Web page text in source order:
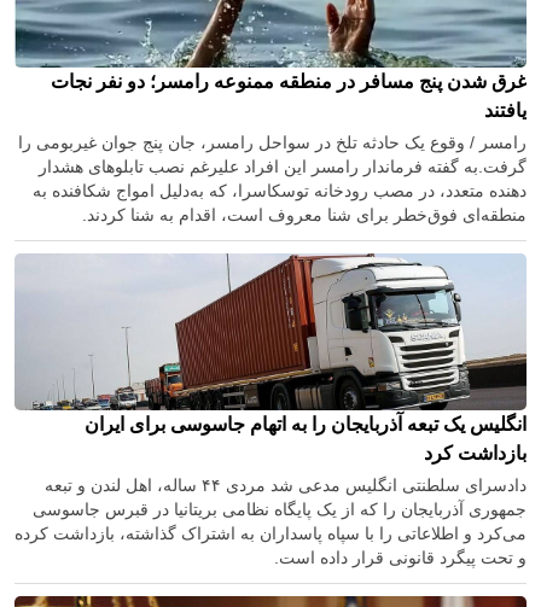
غرق شدن پنج مسافر در منطقه ممنوعه رامسر؛ دو نفر نجات
یافتند
رامسر / وقوع یک حادثه تلخ در سواحل رامسر، جان پنج جوان غیربومی را
گرفت.به گفته فرماندار رامسر این افراد علیرغم نصب تابلوهای هشدار
دهنده متعدد، در مصب رودخانه توسکاسرا، که به‌دلیل امواج شکافنده به
منطقه‌ای فوق‌خطر برای شنا معروف است، اقدام به شنا کردند.
انگلیس یک‌ تبعه آذربایجان را به اتهام جاسوسی برای ایران
بازداشت کرد
دادسرای سلطنتی انگلیس مدعی شد مردی ۴۴ ساله، اهل لندن و تبعه
جمهوری آذربایجان را که از یک‌ پایگاه نظامی بریتانیا در قبرس جاسوسی
می‌کرد و اطلاعاتی را با سپاه پاسداران به اشتراک گذاشته، بازداشت کرده
و تحت پیگرد قانونی قرار داده است.